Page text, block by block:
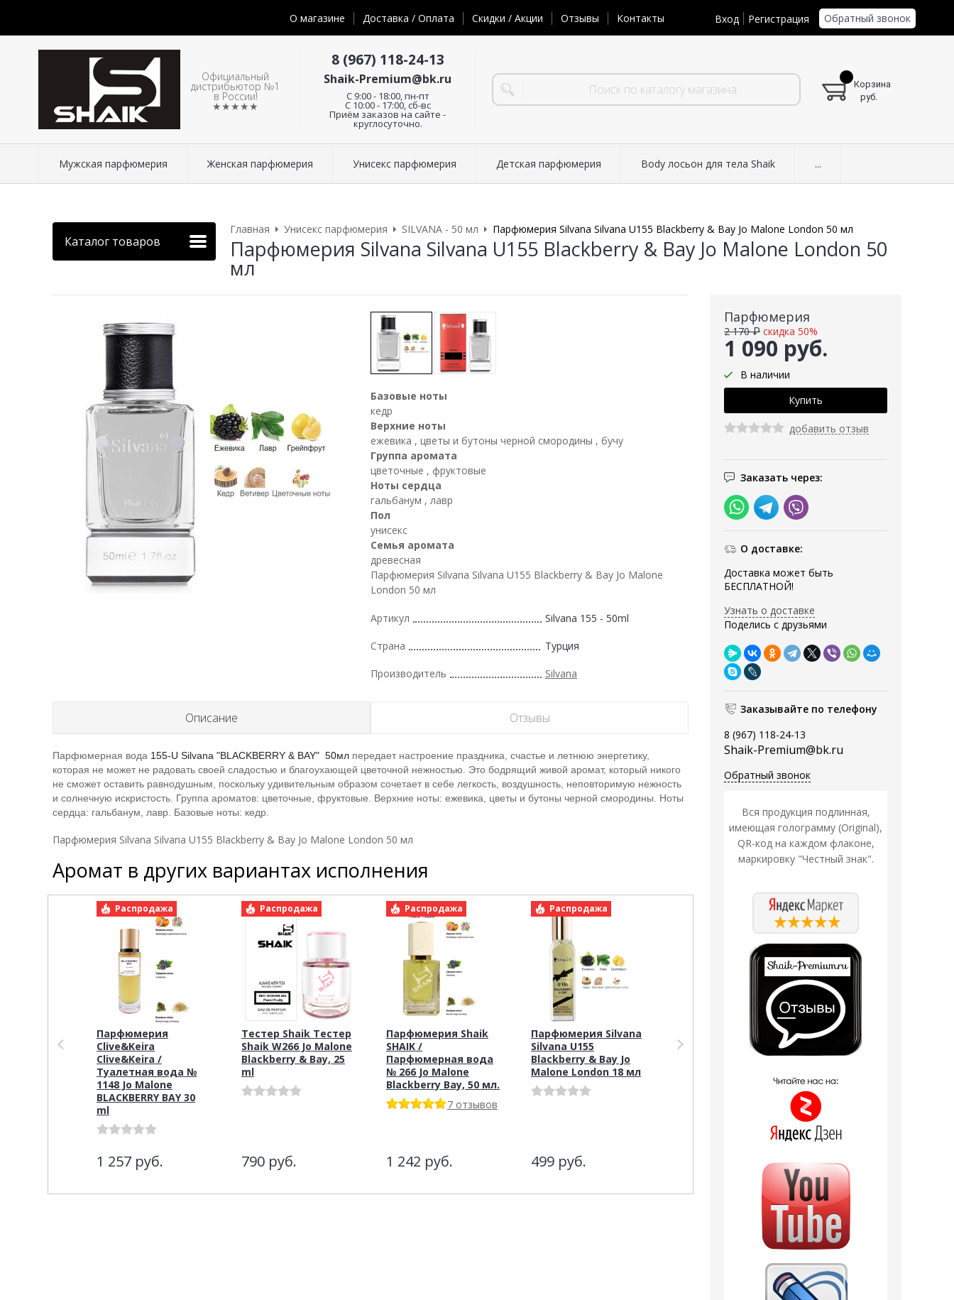
О магазине Доставка / Оплата Скидки / Акции Отзывы Контакты Вход Регистрация Обратный звонок
Официальный
дистрибьютор №1
в России!
★★★★★
8 (967) 118-24-13
Shaik-Premium@bk.ru
C 9:00 - 18:00, пн-пт
С 10:00 - 17:00, сб-вс
Приём заказов на сайте -
круглосуточно.
Корзина
руб.
Мужская парфюмерия Женская парфюмерия Унисекс парфюмерия Детская парфюмерия Body лосьон для тела Shaik ...
Каталог товаров
Главная Унисекс парфюмерия SILVANA - 50 мл Парфюмерия Silvana Silvana U155 Blackberry & Bay Jo Malone London 50 мл
Парфюмерия Silvana Silvana U155 Blackberry & Bay Jo Malone London 50
мл
Парфюмерия
1 090 руб.
2 170 ₽ скидка 50%
В наличии
добавить отзыв
Заказать через:
О доставке:
Доставка может быть
БЕСПЛАТНОЙ!
Узнать о доставке
Поделись с друзьями
Заказывайте по телефону
8 (967) 118-24-13
Shaik-Premium@bk.ru
Обратный звонок
Вся продукция подлинная,
имеющая голограмму (Original),
QR-код на каждом флаконе,
маркировку "Честный знак".
Базовые ноты
кедр
Верхние ноты
ежевика , цветы и бутоны черной смородины , бучу
Группа аромата
цветочные , фруктовые
Ноты сердца
гальбанум , лавр
Пол
унисекс
Семья аромата
древесная
Парфюмерия Silvana Silvana U155 Blackberry & Bay Jo Malone
London 50 мл
Артикул Silvana 155 - 50ml
Страна Турция
Производитель Silvana
Описание Отзывы
Парфюмерная вода 155-U Silvana "BLACKBERRY & BAY" 50мл передает настроение праздника, счастье и летнюю энергетику,
которая не может не радовать своей сладостью и благоухающей цветочной нежностью. Это бодрящий живой аромат, который никого
не сможет оставить равнодушным, поскольку удивительным образом сочетает в себе легкость, воздушность, неповторимую нежность
и солнечную искристость. Группа ароматов: цветочные, фруктовые. Верхние ноты: ежевика, цветы и бутоны черной смородины. Ноты
сердца: гальбанум, лавр. Базовые ноты: кедр.
Парфюмерия Silvana Silvana U155 Blackberry & Bay Jo Malone London 50 мл
Аромат в других вариантах исполнения
Распродажа
Парфюмерия
Clive&Keira
Clive&Keira /
Туалетная вода №
1148 Jo Malone
BLACKBERRY BAY 30
ml
1 257 руб.
Распродажа
Тестер Shaik Тестер
Shaik W266 Jo Malone
Blackberry & Bay, 25
ml
790 руб.
Распродажа
Парфюмерия Shaik
SHAIK /
Парфюмерная вода
№ 266 Jo Malone
Blackberry Bay, 50 мл.
7 отзывов
1 242 руб.
Распродажа
Парфюмерия Silvana
Silvana U155
Blackberry & Bay Jo
Malone London 18 мл
499 руб.
Парфюмерия Shaik
Shaik W266 (Jo
Malone Blackberry &
Распродажа
Парфюмерия Shaik
SHAIK /
Парфюмерная вода
Blackberry Bay 10 мл
380